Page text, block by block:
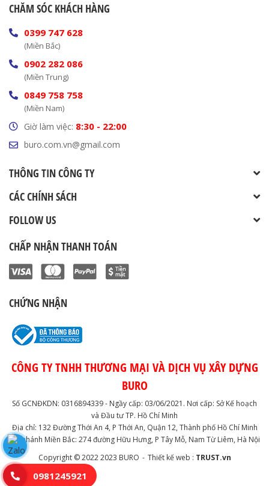
CHĂM SÓC KHÁCH HÀNG
0399 747 628
(Miền Bắc)
0902 282 086
(Miền Trung)
0849 758 758
(Miền Nam)
Giờ làm việc: 8:30 - 22:00
buro.com.vn@gmail.com
THÔNG TIN CÔNG TY
CÁC CHÍNH SÁCH
FOLLOW US
CHẤP NHẬN THANH TOÁN
CHỨNG NHẬN
CÔNG TY TNHH THƯƠNG MẠI VÀ DỊCH VỤ XÂY DỰNG
BURO
Số GCNĐKDN: 0316894339 - Ngầy cấp: 03/06/2021. Nơi cấp: Sở Kế hoạch
và Đầu tư TP. Hồ Chí Minh
Địa chỉ: 132 Đường Thới An 4, P Thới An, Quận 12, Thành phố Hồ Chí Minh
Chi nhánh Miền Bắc: 274 đường Hữu Hưng, P Tây Mỗ, Nam Từ Liêm, Hà Nội
Copyright © 20222023 BURO - Thiết kế web : TRUST.vn
0981245921